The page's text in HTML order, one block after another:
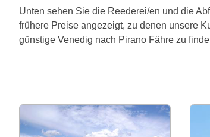
Unten sehen Sie die Reederei/en und die
frühere Preise angezeigt, zu denen unsere
günstige Venedig nach Pirano Fähre zu